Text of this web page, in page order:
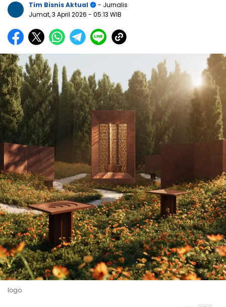
Tim Bisnis Aktual
- Jurnalis
Jumat, 3 April 2026 - 05:13 WIB
logo